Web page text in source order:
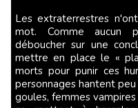
Les extraterrestres
mot. Comme aucun
déboucher sur une
mettre en place le «
morts pour punir ces
personnages hantent
goules, femmes